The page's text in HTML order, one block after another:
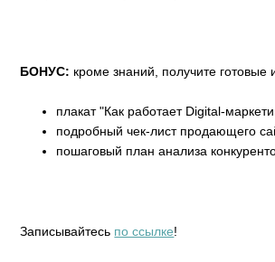
БОНУС: кроме знаний, получите готовые
плакат "Как работает Digital-
подробный чек-лист продающего
пошаговый план анализа
Записывайтесь по ссылке!